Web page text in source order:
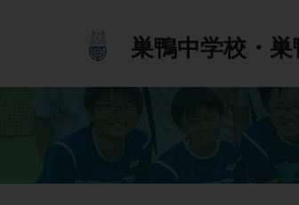
巣鴨中学校・